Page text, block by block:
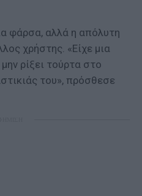
φάρσα, αλλά η απόλυτη
χρήστης. «Είχε μια
ρίξει τούρτα στο
του», πρόσθεσε